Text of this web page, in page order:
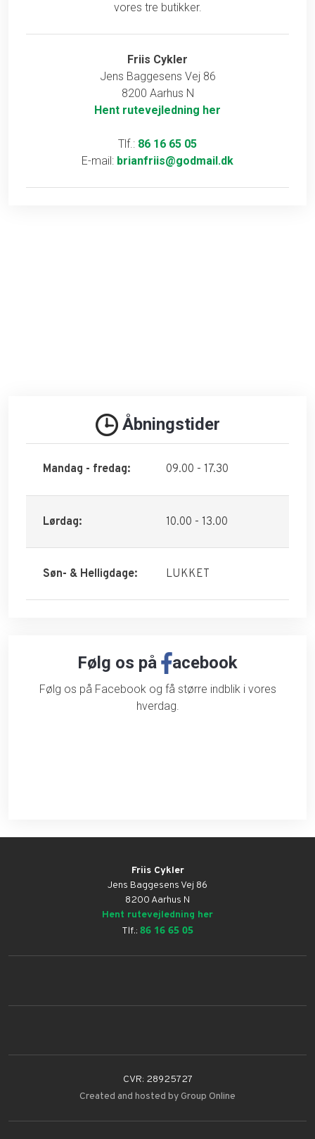
vores tre butikker.
Friis Cykler
Jens Baggesens Vej 86
8200 Aarhus N
Hent rutevejledning her
Tlf.: 86 16 65 05
E-mail: brianfriis@godmail.dk
​Åbningstider​​
Mandag - fredag: 09.00 - 17.30
Lørdag: 10.00 - 13.00
Søn- & Helligdage: LUKKET
Følg os på acebook
​Følg os på Facebook og få større indblik i vores
hverdag.​
Friis Cykler
Jens Baggesens Vej 86
8200 Aarhus N
Hent rutevejledning her
Tlf.: 86 16 65 05
CVR: ​28925727
Created and hosted by Group Online